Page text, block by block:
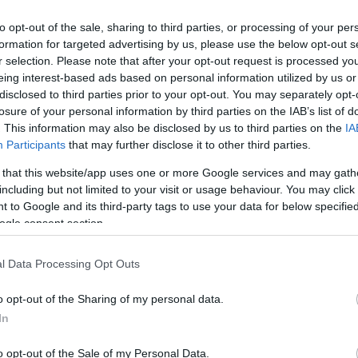
opt-out of the sale, sharing to third parties, or processing of your
for targeted advertising by us, please use the below opt-out
selection. Please note that after your opt-out request is processed
interest-based ads based on personal information utilized by us
to third parties prior to your opt-out. You may separately
of your personal information by third parties on the IAB’s list of
This information may also be disclosed by us to third parties on the
Participants that may further disclose it to other third parties.
that this website/app uses one or more Google services and may
but not limited to your visit or usage behaviour. You may
to Google and its third-party tags to use your data for below
consent section.
Data Processing Opt Outs
opt-out of the Sharing of my personal data.
opt-out of the Sale of my Personal Data.
FORINTOT, KEVY ALBERT 2 MILLIÓ 652 EZER
vagyonnyilatkozatait. Majthényi László elnök
KÉPVISELŐTESTÜLET
FELJELENTETTE A RENDŐRSÉGEN A
köthető mozgalom önbíráskodást, személyes
LAKÓAUTÓSOK